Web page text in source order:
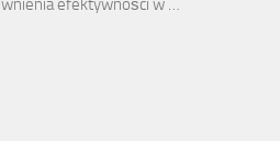
efektywności w …